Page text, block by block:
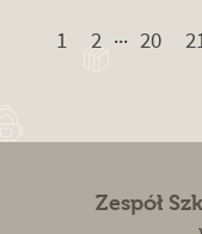
1 2 ... 20
Zespół